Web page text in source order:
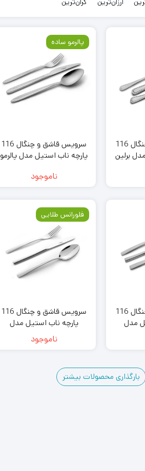
ارزان‌ترین گران‌ترین
سرویس قاشق و چنگال 116
برلین
پالرمو ساده
سرویس قاشق و چنگال 116
پارچه ناب استیل مدل پالرمو
ناموجود
سرویس قاشق و چنگال 116
مدل
فلورانس طلایی
سرویس قاشق و چنگال 116
پارچه ناب استیل مدل
فلورانس طلایی
ناموجود
2
3
4
بارگذاری محصولات بیشتر